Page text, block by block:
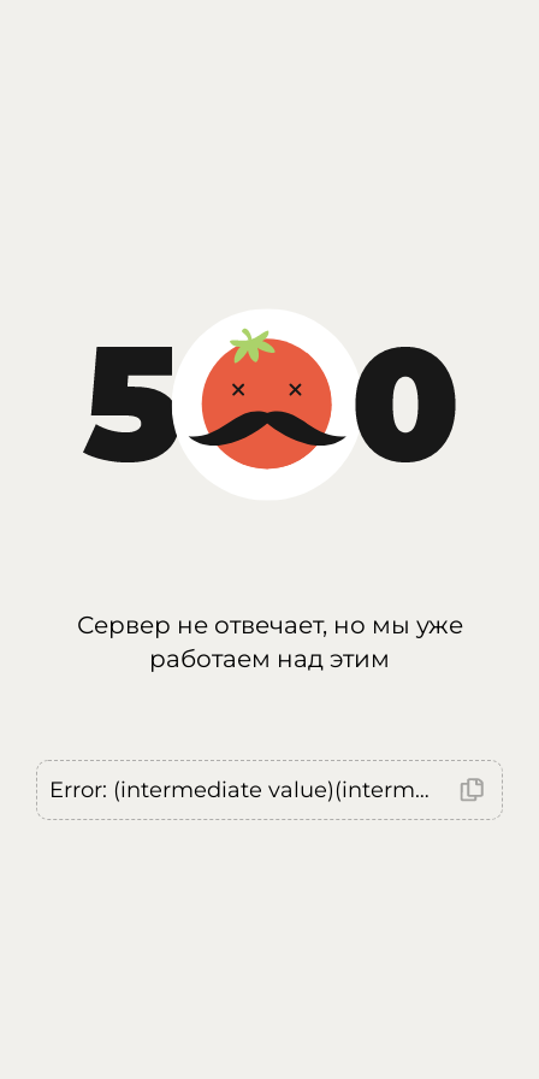
Сервер не отвечает, но мы уже
работаем над этим
Error: (intermediate value)(intermediate value)(intermediate value).replaceAll is not a function